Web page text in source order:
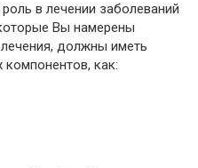
в лечении заболеваний
Вы намерены
должны иметь
как: